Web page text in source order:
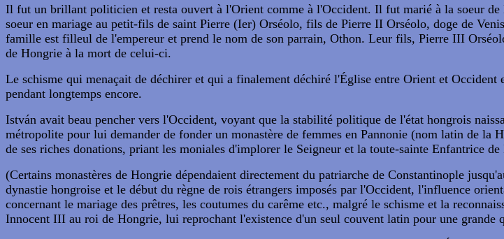
Il fut un brillant politicien et resta ouvert à l'Orient comme à l'Occident. Il fut marié à la soeur de
soeur en mariage au petit-fils de saint Pierre (Ier) Orséolo, fils de Pierre II Orséolo, doge de
famille est filleul de l'empereur et prend le nom de son parrain, Othon. Leur fils, Pierre III
de Hongrie à la mort de celui-ci.
Le schisme qui menaçait de déchirer et qui a finalement déchiré l'Église entre Orient et
pendant longtemps encore.
István avait beau pencher vers l'Occident, voyant que la stabilité politique de l'état hongrois
métropolite pour lui demander de fonder un monastère de femmes en Pannonie (nom latin de
de ses riches donations, priant les moniales d'implorer le Seigneur et la toute-sainte Enfantrice
(Certains monastères de Hongrie dépendaient directement du patriarche de Constantinople
dynastie hongroise et le début du règne de rois étrangers imposés par l'Occident, l'influence
concernant le mariage des prêtres, les coutumes du carême etc., malgré le schisme et la
Innocent III au roi de Hongrie, lui reprochant l'existence d'un seul couvent latin pour une grande